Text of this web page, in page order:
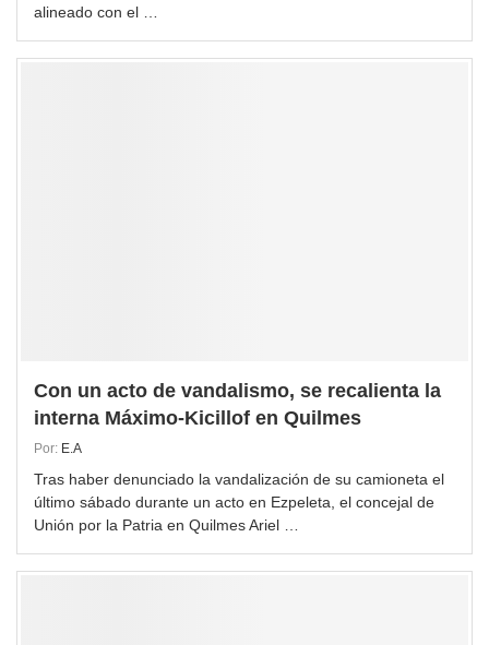
alineado con el …
Con un acto de vandalismo, se recalienta la
interna Máximo-Kicillof en Quilmes
Por: E.A
Tras haber denunciado la vandalización de su camioneta el
último sábado durante un acto en Ezpeleta, el concejal de
Unión por la Patria en Quilmes Ariel …